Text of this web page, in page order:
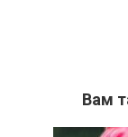
Вам